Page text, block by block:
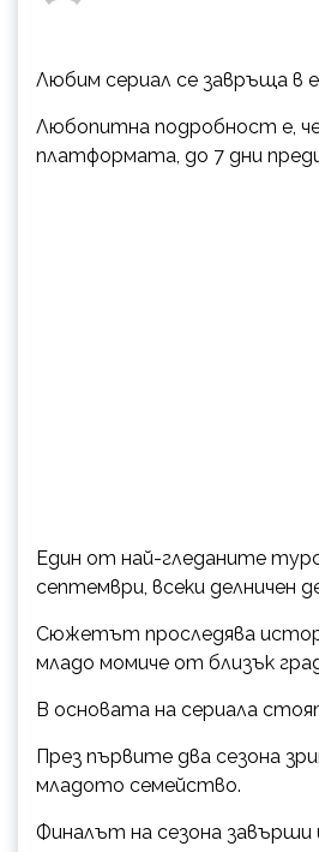
Любим сериал се завръща в
Любопитна подробност е,
платформата, до 7 дни
Един от най-гледаните
септември, всеки делничен
Сюжетът проследява
младо момиче от близък
В основата на сериала
През първите два сезона
младото семейство.
Финалът на сезона завърши